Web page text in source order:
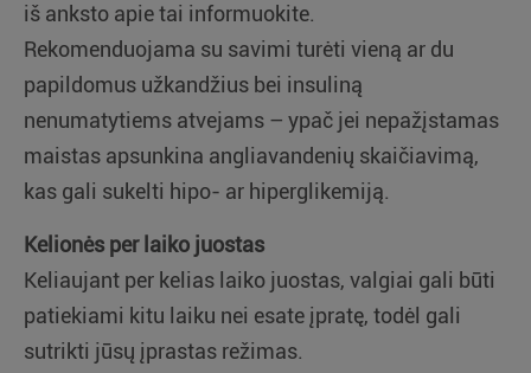
iš anksto apie tai informuokite.
Rekomenduojama su savimi turėti vieną ar du
papildomus užkandžius bei insuliną
nenumatytiems atvejams – ypač jei nepažįstamas
maistas apsunkina angliavandenių skaičiavimą,
kas gali sukelti hipo- ar hiperglikemiją.
Kelionės per laiko juostas
Keliaujant per kelias laiko juostas, valgiai gali būti
patiekiami kitu laiku nei esate įpratę, todėl gali
sutrikti jūsų įprastas režimas.